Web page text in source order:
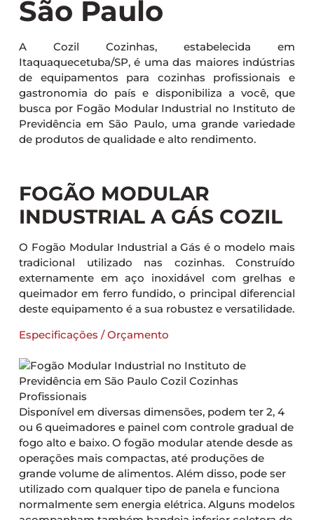
São Paulo
A Cozil Cozinhas, estabelecida em
Itaquaquecetuba/SP, é uma das maiores indústrias
de equipamentos para cozinhas profissionais e
gastronomia do país e disponibiliza a você, que
busca por Fogão Modular Industrial no Instituto de
Previdência em São Paulo, uma grande variedade
de produtos de qualidade e alto rendimento.
FOGÃO MODULAR
INDUSTRIAL A GÁS COZIL
O Fogão Modular Industrial a Gás é o modelo mais
tradicional utilizado nas cozinhas. Construído
externamente em aço inoxidável com grelhas e
queimador em ferro fundido, o principal diferencial
deste equipamento é a sua robustez e versatilidade.
Especificações / Orçamento
Disponível em diversas dimensões, podem ter 2, 4
ou 6 queimadores e painel com controle gradual de
fogo alto e baixo. O fogão modular atende desde as
operações mais compactas, até produções de
grande volume de alimentos. Além disso, pode ser
utilizado com qualquer tipo de panela e funciona
normalmente sem energia elétrica. Alguns modelos